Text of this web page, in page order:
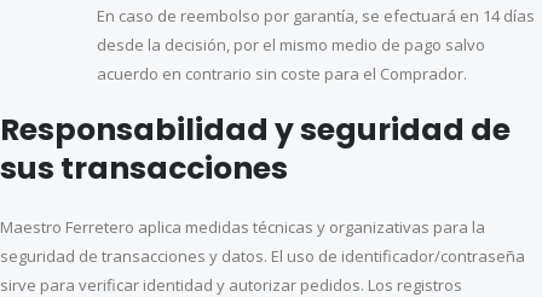
En caso de reembolso por garantía, se efectuará en 14 días
desde la decisión, por el mismo medio de pago salvo
acuerdo en contrario sin coste para el Comprador.
Responsabilidad y seguridad de
sus transacciones
Maestro Ferretero aplica medidas técnicas y organizativas para la
seguridad de transacciones y datos. El uso de identificador/contraseña
sirve para verificar identidad y autorizar pedidos. Los registros